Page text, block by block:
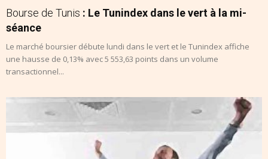
Bourse de Tunis : Le Tunindex dans le vert à la mi-
séance
Le marché boursier débute lundi dans le vert et le Tunindex affiche
une hausse de 0,13% avec 5 553,63 points dans un volume
transactionnel...